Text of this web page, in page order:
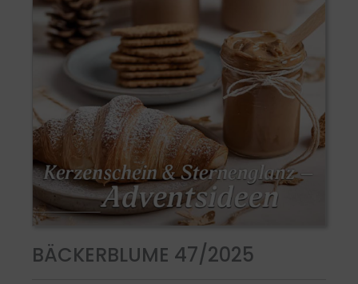
BÄCKERBLUME 47/2025